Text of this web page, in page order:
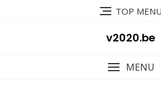
TOP MENU
v2020.be
MENU